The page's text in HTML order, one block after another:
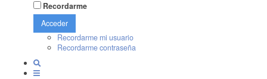
Recordarme
Acceder
Recordarme mi usuario
Recordarme contraseña